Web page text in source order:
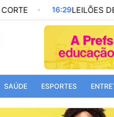
16:29 LEILÕES DE
SAÚDE ESPORTES